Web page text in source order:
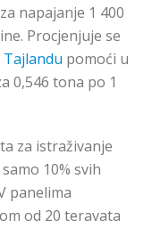
napajanje 1 400
Procjenjuje se
pomoći u
0,546 tona po 1
za istraživanje
10% svih
panelima
od 20 teravata